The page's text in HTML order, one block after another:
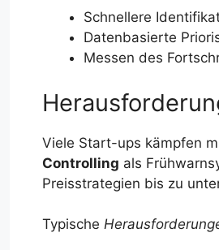
Schnellere
Datenbasierte
Messen des
Viele Start-ups kämpfen
Controlling als
Preisstrategien bis zu
Typische